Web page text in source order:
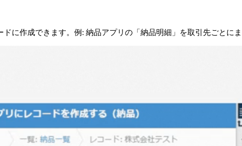
に作成できます。例: 納品アプリの「納品明細」を取引先ごとに